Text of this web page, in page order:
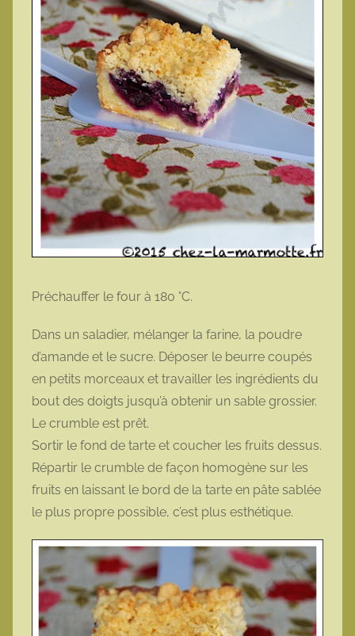
Préchauffer le four à 180 °C.
Dans un saladier, mélanger la farine, la poudre
d’amande et le sucre. Déposer le beurre coupés
en petits morceaux et travailler les ingrédients du
bout des doigts jusqu’à obtenir un sable grossier.
Le crumble est prêt.
Sortir le fond de tarte et coucher les fruits dessus.
Répartir le crumble de façon homogène sur les
fruits en laissant le bord de la tarte en pâte sablée
le plus propre possible, c’est plus esthétique.